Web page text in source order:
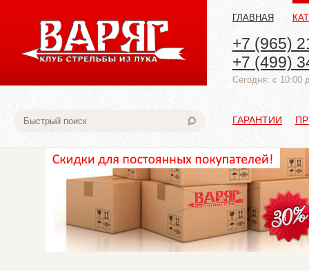
ГЛАВНАЯ
+7 (965)
+7 (499)
Cегодня: с 10:00
ГАРАНТИИ